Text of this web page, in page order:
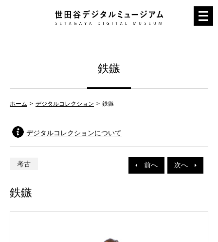
メ
ニ
鉄鏃
ホーム デジタルコレクション 鉄鏃
デジタルコレクションについて
前へ 次へ
考古
鉄鏃